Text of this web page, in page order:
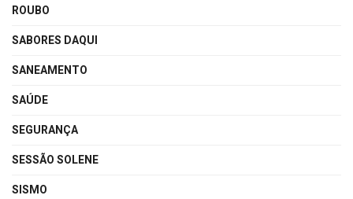
ROUBO
SABORES DAQUI
SANEAMENTO
SAÚDE
SEGURANÇA
SESSÃO SOLENE
SISMO